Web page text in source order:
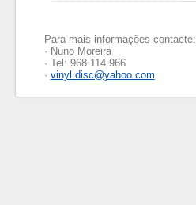
Para mais informações contacte:
· Nuno Moreira
· Tel: 968 114 966
· vinyl.disc@yahoo.com